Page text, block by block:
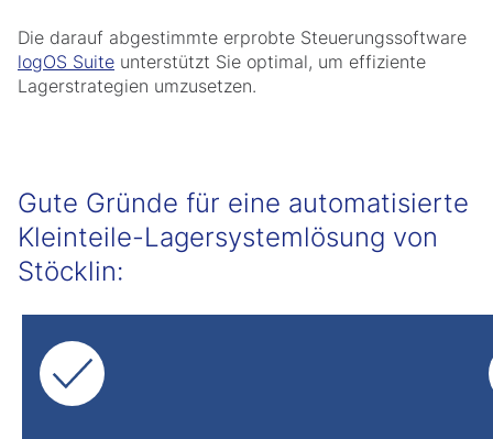
Die darauf abgestimmte erprobte Steuerungssoftware
logOS Suite unterstützt Sie optimal, um effiziente
Lagerstrategien umzusetzen.
Gute Gründe für eine automatisierte
Kleinteile-Lagersystemlösung von
Stöcklin: